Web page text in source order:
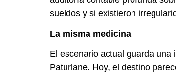
sueldos y si existieron
La misma medicina
El escenario actual guarda
Paturlane. Hoy, el destino